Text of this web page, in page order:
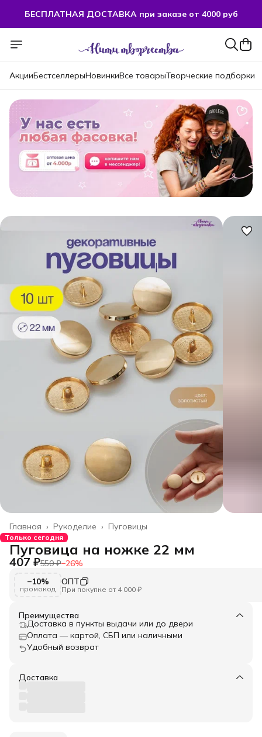
БЕСПЛАТНАЯ ДОСТАВКА при заказе от 4000 руб
АкцииБестселлерыНовинкиВсе товарыТворческие подборки
Пуговицы
Рукоделие ›
Главная ›
Только сегодня
Пуговица на ножке 22 мм
407 ₽550 ₽−26%
−10%
промокод
ОПТ
При покупке от 4 000 ₽
Преимущества
Доставка в пункты выдачи или до двери
Оплата — картой, СБП или наличными
Удобный возврат
Доставка